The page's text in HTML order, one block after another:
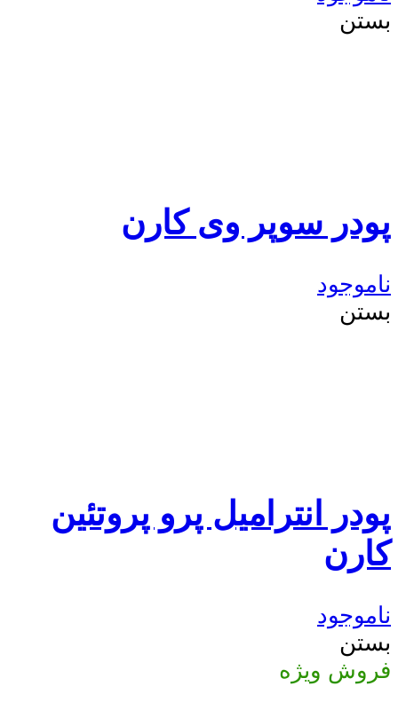
بستن
پودر سوپر وی کارن
ناموجود
بستن
پودر انترامیل پرو پروتئین
کارن
ناموجود
بستن
فروش ویژه